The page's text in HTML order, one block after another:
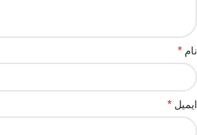
نام *
ایمیل *